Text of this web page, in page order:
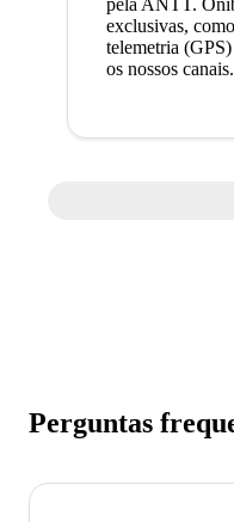
pela ANTT.
exclusivas,
telemetria
os nossos canais.
Perguntas